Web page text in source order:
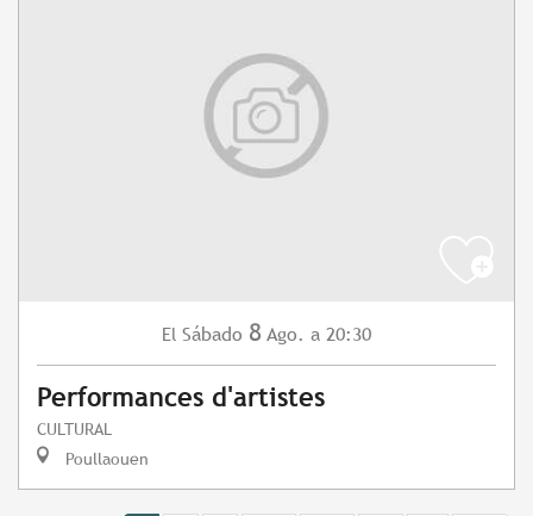
El Sábado 8 Ago. a 20:30
Performances d'artistes
CULTURAL
Poullaouen